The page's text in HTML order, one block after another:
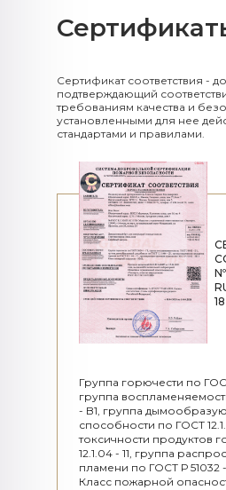
Сертификат соответствия -
подтверждающий
требованиям качества и
установленными для нее
стандартами и правилами.
Группа горючести по
группа
- B1, группа
способности по ГОСТ
токсичности продуктов
12.1.04 - 11, группа
пламени по ГОСТ Р 51032
Класс пожарной
18